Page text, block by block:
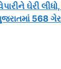
ઘેરી
568